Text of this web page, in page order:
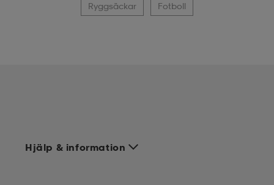
Ryggsäckar Fotboll
Hjälp & information